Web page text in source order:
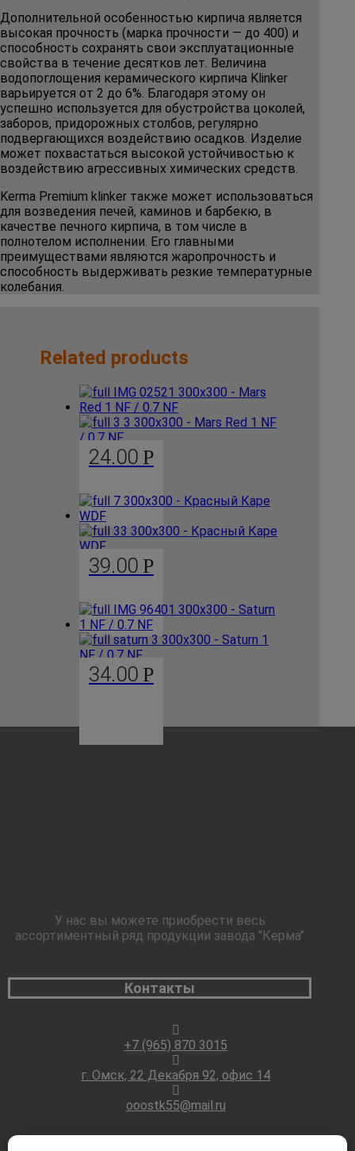
Дополнительной особенностью кирпича является
высокая прочность (марка прочности — до 400) и
способность сохранять свои эксплуатационные
свойства в течение десятков лет. Величина
водопоглощения керамического кирпича Klinker
варьируется от 2 до 6%. Благодаря этому он
успешно используется для обустройства цоколей,
заборов, придорожных столбов, регулярно
подвергающихся воздействию осадков. Изделие
может похвастаться высокой устойчивостью к
воздействию агрессивных химических средств.
Kerma Premium klinker также может использоваться
для возведения печей, каминов и барбекю, в
качестве печного кирпича, в том числе в
полнотелом исполнении. Его главными
преимуществами являются жаропрочность и
способность выдерживать резкие температурные
колебания.
Related products
24.00 Р
39.00 Р
34.00 Р
У нас вы можете приобрести весь
ассортиментный ряд продукции завода "Керма"
Контакты
+7 (965) 870 3015
г. Омск, 22 Декабря 92, офис 14
ooostk55@mail.ru